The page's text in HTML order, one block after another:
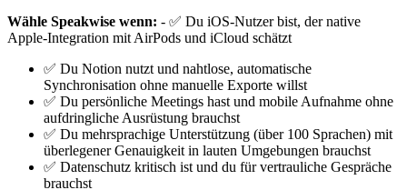
Wähle Speakwise wenn: - ✅ Du iOS-Nutzer bist, der native
Apple-Integration mit AirPods und iCloud schätzt
✅ Du Notion nutzt und nahtlose, automatische
Synchronisation ohne manuelle Exporte willst
✅ Du persönliche Meetings hast und mobile Aufnahme ohne
aufdringliche Ausrüstung brauchst
✅ Du mehrsprachige Unterstützung (über 100 Sprachen) mit
überlegener Genauigkeit in lauten Umgebungen brauchst
✅ Datenschutz kritisch ist und du für vertrauliche Gespräche
brauchst